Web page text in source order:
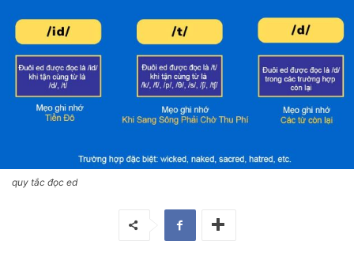
quy tắc đọc ed